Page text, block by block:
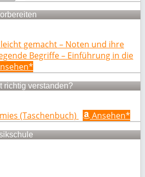
gemacht – Noten und ihre
Begriffe – Einführung in die
richtig verstanden?
(Taschenbuch) Ansehen*